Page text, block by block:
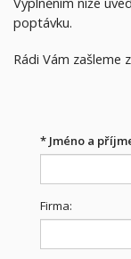
poptávku.
Rádi Vám zašleme
* Jméno a
Firma: